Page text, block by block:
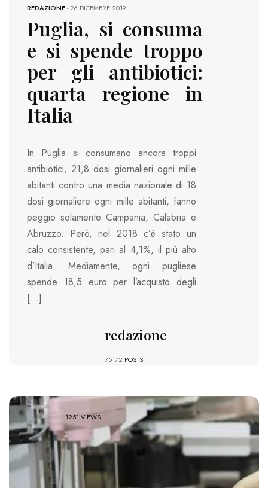
REDAZIONE-26 DICEMBRE 2019
Puglia, si consuma
e si spende troppo
per gli antibiotici:
quarta regione in
Italia
In Puglia si consumano ancora troppi
antibiotici, 21,8 dosi giornalieri ogni mille
abitanti contro una media nazionale di 18
dosi giornaliere ogni mille abitanti, fanno
peggio solamente Campania, Calabria e
Abruzzo. Però, nel 2018 c’è stato un
calo consistente, pari al 4,1%, il più alto
d’Italia. Mediamente, ogni pugliese
spende 18,5 euro per l’acquisto degli
[…]
redazione
75172 POSTS
1251 VIEWS